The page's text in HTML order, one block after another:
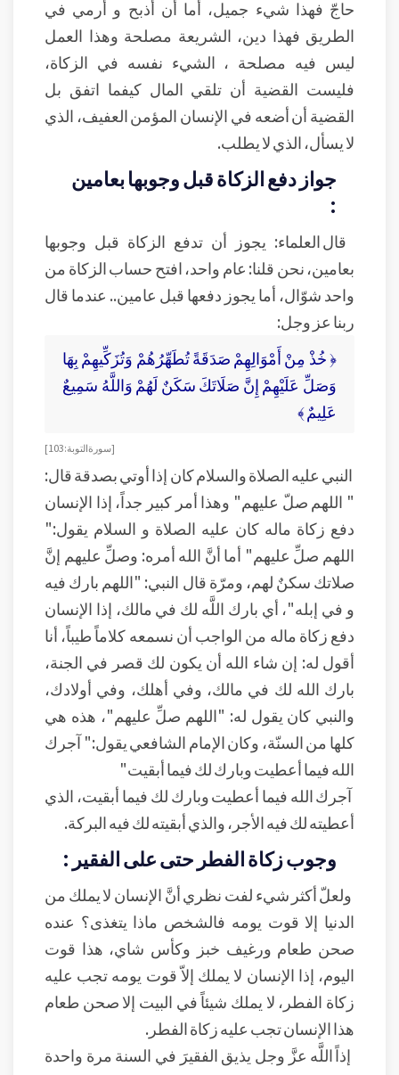
حاجّ فهذا شيء جميل، أما أن أذبح و أرمي في
الطريق فهذا دين، الشريعة مصلحة وهذا العمل
ليس فيه مصلحة ، الشيء نفسه في الزكاة،
فليست القضية أن تلقي المال كيفما اتفق بل
القضية أن أضعه في الإنسان المؤمن العفيف، الذي
لا يسأل، الذي لا يطلب.
جواز دفع الزكاة قبل وجوبها بعامين
:
قال العلماء: يجوز أن تدفع الزكاة قبل وجوبها
بعامين، نحن قلنا: عام واحد، افتح حساب الزكاة من
واحد شوّال، أما يجوز دفعها قبل عامين.. عندما قال
ربنا عز وجل:
﴿ خُذْ مِنْ أَمْوَالِهِمْ صَدَقَةً تُطَهِّرُهُمْ وَتُزَكِّيهِمْ بِهَا
وَصَلِّ عَلَيْهِمْ إِنَّ صَلَاتَكَ سَكَنٌ لَهُمْ وَاللَّهُ سَمِيعٌ
عَلِيمٌ ﴾
[ سورة التوبة: 103]
النبي عليه الصلاة والسلام كان إذا أوتي بصدقة قال:
" اللهم صلّ عليهم" وهذا أمر كبير جداً، إذا الإنسان
دفع زكاة ماله كان عليه الصلاة و السلام يقول:"
اللهم صلِّ عليهم" أما أنَّ الله أمره: وصلِّ عليهم إنَّ
صلاتك سكنٌ لهم، ومرّة قال النبي: "اللهم بارك فيه
و في إبله"، أي بارك اللَّه لك في مالك، إذا الإنسان
دفع زكاة ماله من الواجب أن نسمعه كلاماً طيباً، أنا
أقول له: إن شاء الله أن يكون لك قصر في الجنة،
بارك الله لك في مالك، وفي أهلك، وفي أولادك،
والنبي كان يقول له: "اللهم صلِّ عليهم"، هذه هي
كلها من السنّة، وكان الإمام الشافعي يقول:" آجرك
الله فيما أعطيت وبارك لك فيما أبقيت"
آجرك الله فيما أعطيت وبارك لك فيما أبقيت، الذي
أعطيته لك فيه الأجر، والذي أبقيته لك فيه البركة.
وجوب زكاة الفطر حتى على الفقير :
ولعلّ أكثر شيء لفت نظري أنَّ الإنسان لا يملك من
الدنيا إلا قوت يومه فالشخص ماذا يتغذى؟ عنده
صحن طعام ورغيف خبز وكأس شاي، هذا قوت
اليوم، إذا الإنسان لا يملك إلاّ قوت يومه تجب عليه
زكاة الفطر، لا يملك شيئاً في البيت إلا صحن طعام
هذا الإنسان تجب عليه زكاة الفطر.
إذاً اللَّه عزَّ وجل يذيق الفقيرَ في السنة مرة واحدة